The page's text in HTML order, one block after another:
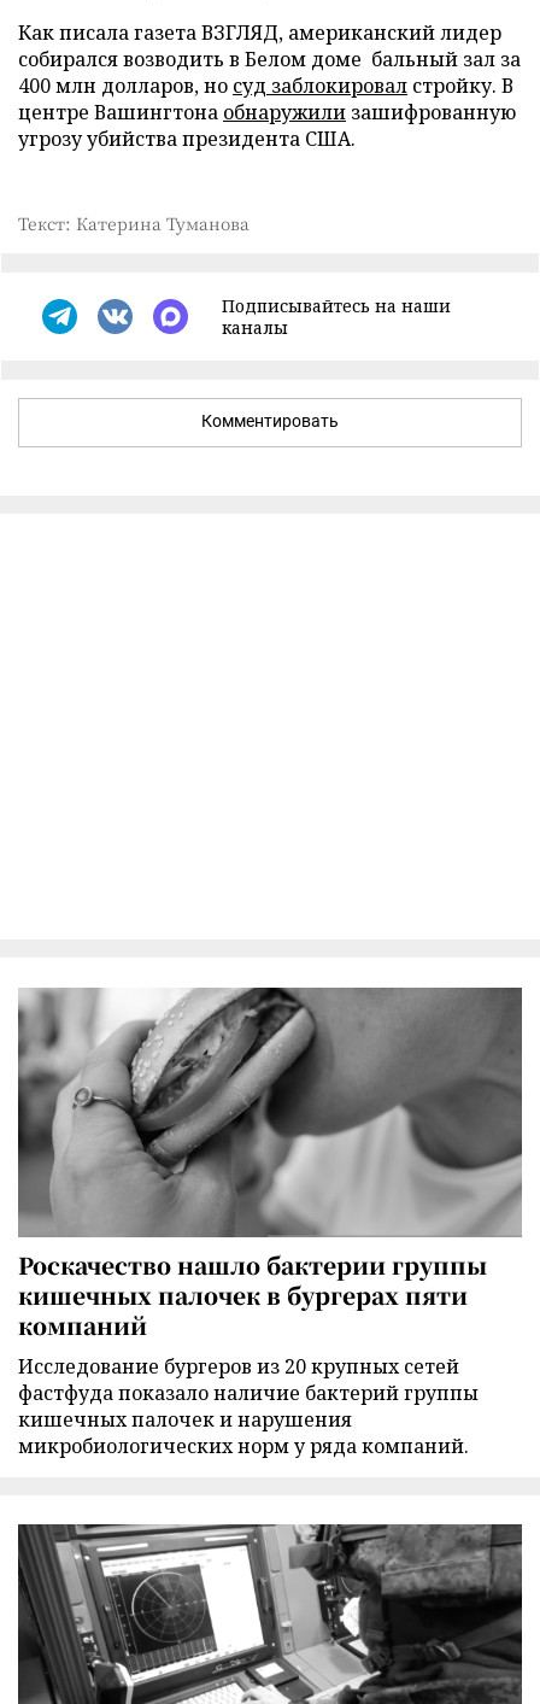
Как писала газета ВЗГЛЯД, американский лидер
собирался возводить в Белом доме бальный зал за
400 млн долларов, но суд заблокировал стройку. В
центре Вашингтона обнаружили зашифрованную
угрозу убийства президента США.
Текст: Катерина Туманова
Подписывайтесь на наши
каналы
Комментировать
Роскачество нашло бактерии группы
кишечных палочек в бургерах пяти
компаний
Исследование бургеров из 20 крупных сетей
фастфуда показало наличие бактерий группы
кишечных палочек и нарушения
микробиологических норм у ряда компаний.